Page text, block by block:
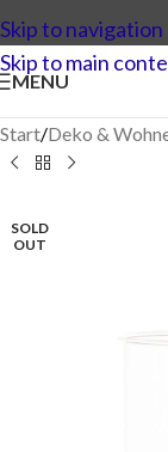
Skip to navigation
Skip to main
MENU
Start/Deko &
SOLD
OUT